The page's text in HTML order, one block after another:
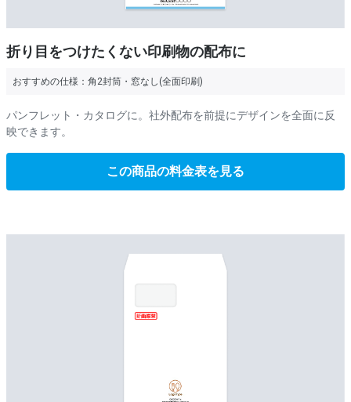
折り目をつけたくない印刷物の配布に
おすすめの仕様： 角2封筒・窓なし(全面印刷)
パンフレット・カタログに。社外配布を前提にデザインを全面に反
映できます。
この商品の料金表を見る